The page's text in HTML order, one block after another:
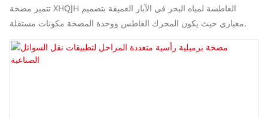
تتميز مضخة XHQJH الغاطسة لمياه البحر في الآبار العميقة بتصميم
معياري حيث يكون المحرك الغاطس ووحدة المضخة مكونات مستقلة.